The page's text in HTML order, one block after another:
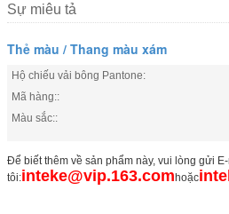
Sự miêu tả
Thẻ màu / Thang màu xám
Hộ chiếu vải bông Pantone:
Mã hàng::
Màu sắc::
Để biết thêm về sản phẩm này, vui lòng gửi
tôi:inteke@vip.163.comhoặc